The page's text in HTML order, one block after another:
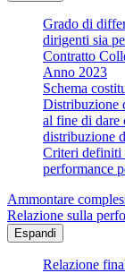
Grado di
dirigenti sia
Contratto
Anno 2023
Schema
Distribuzione
al fine di dare
distribuzione
Criteri definiti
performance
Ammontare
Relazione sulla
Espandi
Relazione